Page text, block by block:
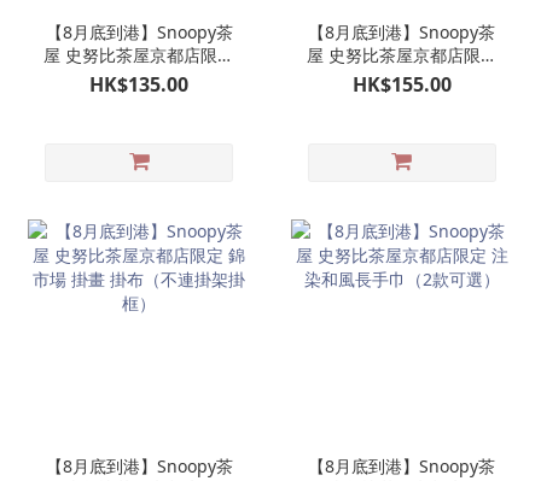
【8月底到港】Snoopy茶
屋 史努比茶屋京都店限定
焙茶茶包茶筒
HK$135.00
【8月底到港】Snoopy茶
屋 史努比茶屋京都店限定
陶瓷製茶杯 陶製日式和風
HK$155.00
【8月底到港】Snoopy茶
【8月底到港】Snoopy茶